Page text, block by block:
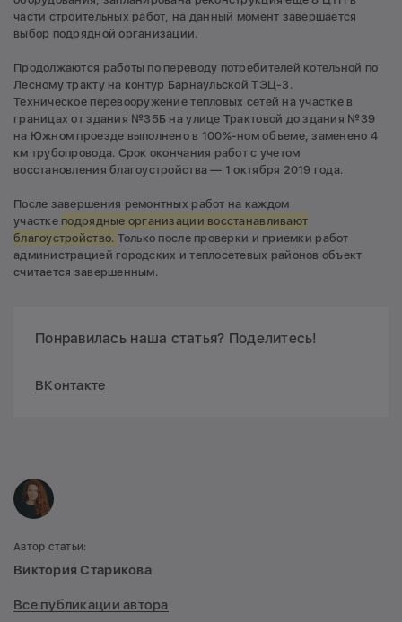
части строительных работ, на данный момент завершается
выбор подрядной организации.
Продолжаются работы по переводу потребителей котельной по
Лесному тракту на контур Барнаульской ТЭЦ-3.
Техническое перевооружение тепловых сетей на участке в
границах от здания №35Б на улице Трактовой до здания №39
на Южном проезде выполнено в 100%-ном объеме, заменено 4
км трубопровода. Срок окончания работ с учетом
восстановления благоустройства — 1 октября 2019 года.
После завершения ремонтных работ на каждом
участке подрядные организации восстанавливают
благоустройство. Только после проверки и приемки работ
администрацией городских и теплосетевых районов объект
считается завершенным.
Понравилась наша статья? Поделитесь!
ВКонтакте
Автор статьи:
Виктория Старикова
Все публикации автора